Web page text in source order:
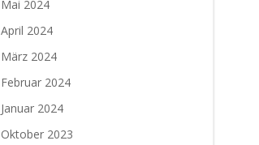
Mai 2024
April 2024
März 2024
Februar 2024
Januar 2024
Oktober 2023